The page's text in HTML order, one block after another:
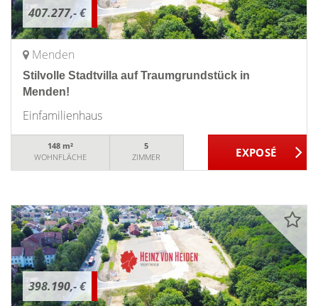
407.277,- €
Menden
Stilvolle Stadtvilla auf Traumgrundstück in
Menden!
Einfamilienhaus
148 m²
WOHNFLÄCHE
5
ZIMMER
398.190,- €